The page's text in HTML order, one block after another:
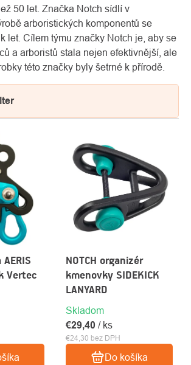
O
Kontakty
50 let. Značka Notch sídlí v
arboristických komponentů se
let. Cílem týmu značky Notch je, aby se
a arboristů stala nejen efektivnější, ale
této značky byly šetrné k přírodě.
Vertec
NOTCH organizér
kmenovky SIDEKICK
LANYARD
Skladom
€24,30 bez DPH
€29,40 / ks
Do košíka